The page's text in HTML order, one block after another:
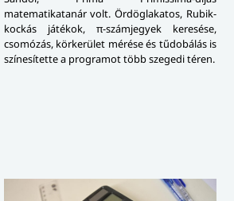
matematikatanár volt. Ördöglakatos, Rubik-
kockás játékok, π-számjegyek keresése,
csomózás, körkerület mérése és tűdobálás is
színesítette a programot több szegedi téren.